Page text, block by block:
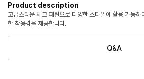
Product description
고급스러운 체크 패턴으로 다양한 스타일에 활용 가능하
한 착용감을 제공합니다.
Q&A